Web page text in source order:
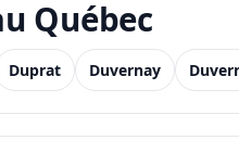
Québec
Duprat Duvernay